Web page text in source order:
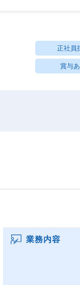
正社員
賞与
業務内容